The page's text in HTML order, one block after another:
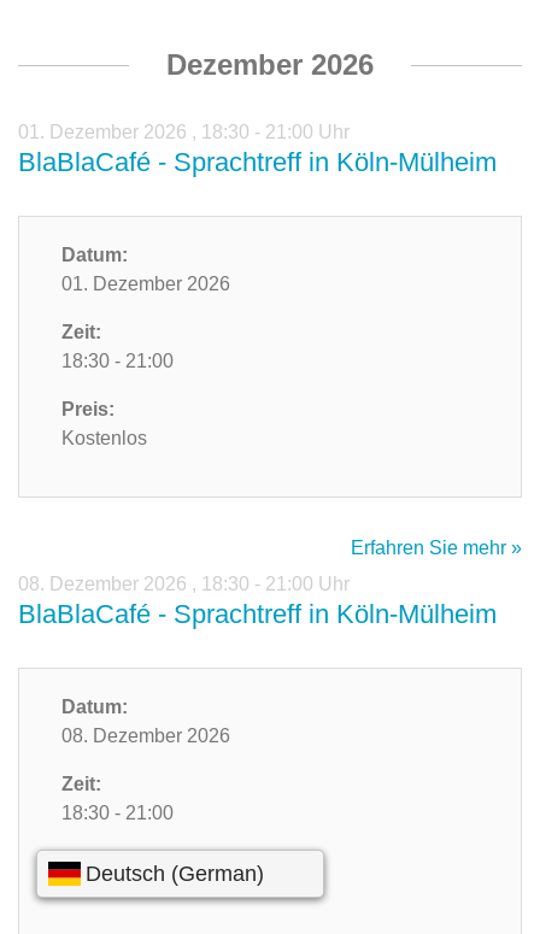
Dezember 2026
01. Dezember 2026 , 18:30 - 21:00 Uhr
BlaBlaCafé - Sprachtreff in Köln-Mülheim
Datum:
01. Dezember 2026
Zeit:
18:30 - 21:00
Preis:
Kostenlos
Erfahren Sie mehr »
08. Dezember 2026 , 18:30 - 21:00 Uhr
BlaBlaCafé - Sprachtreff in Köln-Mülheim
Datum:
08. Dezember 2026
Zeit:
18:30 - 21:00
Preis:
Kostenlos